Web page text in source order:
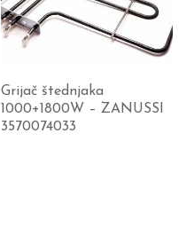
Grijač štednjaka
1000+1800W – ZANUSSI
3570074033